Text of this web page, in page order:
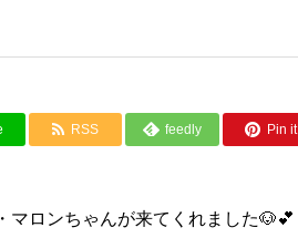
RSS feedly Pin it
マロンちゃんが来てくれました🐶💕